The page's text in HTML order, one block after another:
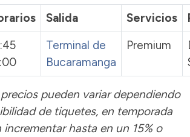
Salida Servicios
Terminal de
Bucaramanga
Premium
pueden variar dependiendo
de tiquetes, en temporada
incrementar hasta en un 15% o